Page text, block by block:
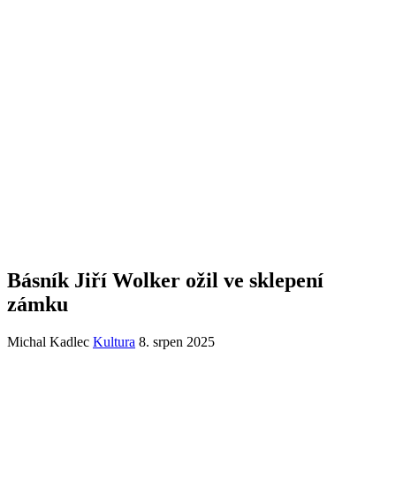
Básník Jiří Wolker ožil ve sklepení
zámku
Michal Kadlec Kultura 8. srpen 2025